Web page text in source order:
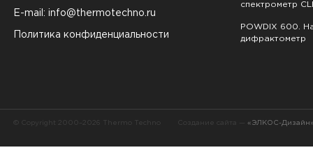
E-mail: info@thermotechno.ru
Политика конфиденциальности
спектрометр
POWDIX 600.
дифрактометр
© Copyright 2000–2026 Thermo Techno Создание сайта — «ЭЛКОС-